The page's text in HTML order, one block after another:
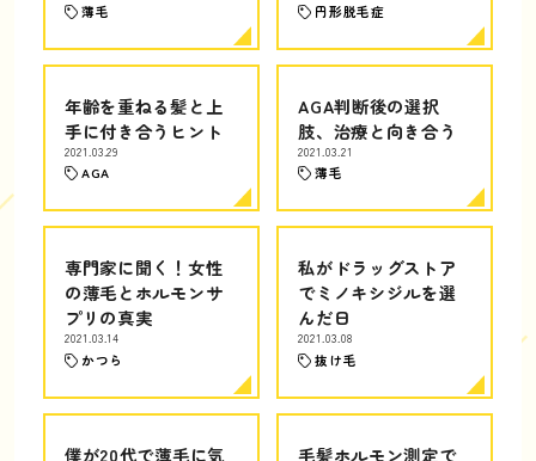
薄毛 円形脱毛症
年齢を重ねる髪と上
手に付き合うヒント
2021.03.29
AGA
AGA判断後の選択
肢、治療と向き合う
2021.03.21
薄毛
専門家に聞く！女性
の薄毛とホルモンサ
プリの真実
2021.03.14
かつら
私がドラッグストア
でミノキシジルを選
んだ日
2021.03.08
抜け毛
僕が20代で薄毛に気
毛髪ホルモン測定で